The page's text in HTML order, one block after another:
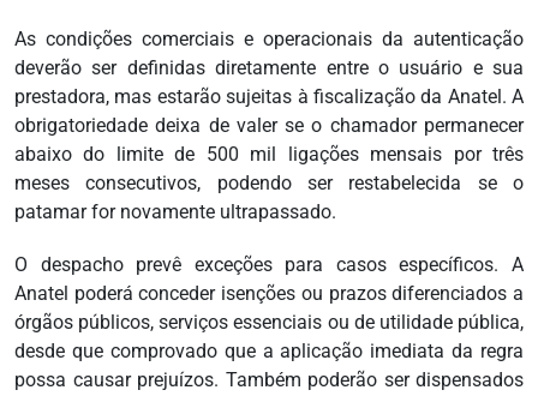
As condições comerciais e operacionais da autenticação
deverão ser definidas diretamente entre o usuário e sua
prestadora, mas estarão sujeitas à fiscalização da Anatel. A
obrigatoriedade deixa de valer se o chamador permanecer
abaixo do limite de 500 mil ligações mensais por três
meses consecutivos, podendo ser restabelecida se o
patamar for novamente ultrapassado.
O despacho prevê exceções para casos específicos. A
Anatel poderá conceder isenções ou prazos diferenciados a
órgãos públicos, serviços essenciais ou de utilidade pública,
desde que comprovado que a aplicação imediata da regra
possa causar prejuízos. Também poderão ser dispensados